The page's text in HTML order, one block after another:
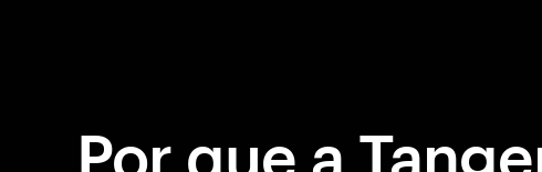
Por que a